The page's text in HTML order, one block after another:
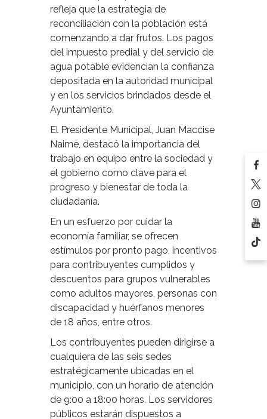
refleja que la estrategia de
reconciliación con la población está
comenzando a dar frutos. Los pagos
del impuesto predial y del servicio de
agua potable evidencian la confianza
depositada en la autoridad municipal
y en los servicios brindados desde el
Ayuntamiento.
El Presidente Municipal, Juan Maccise
Naime, destacó la importancia del
trabajo en equipo entre la sociedad y
el gobierno como clave para el
progreso y bienestar de toda la
ciudadanía.
En un esfuerzo por cuidar la
economía familiar, se ofrecen
estímulos por pronto pago, incentivos
para contribuyentes cumplidos y
descuentos para grupos vulnerables
como adultos mayores, personas con
discapacidad y huérfanos menores
de 18 años, entre otros.
Los contribuyentes pueden dirigirse a
cualquiera de las seis sedes
estratégicamente ubicadas en el
municipio, con un horario de atención
de 9:00 a 18:00 horas. Los servidores
públicos estarán dispuestos a